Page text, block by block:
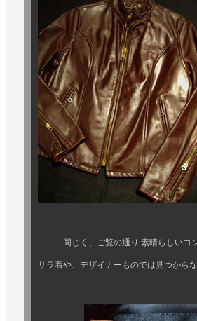
同じく、ご覧の通り 素晴らしいコ
サラ着や、デザイナーものでは見つから